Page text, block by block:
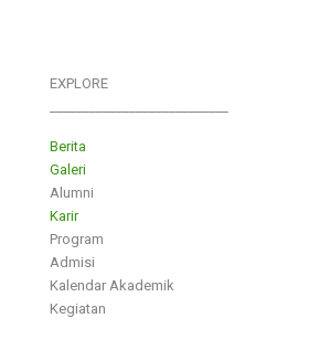
EXPLORE
Berita
Galeri
Alumni
Karir
Program
Admisi
Kalendar Akademik
Kegiatan